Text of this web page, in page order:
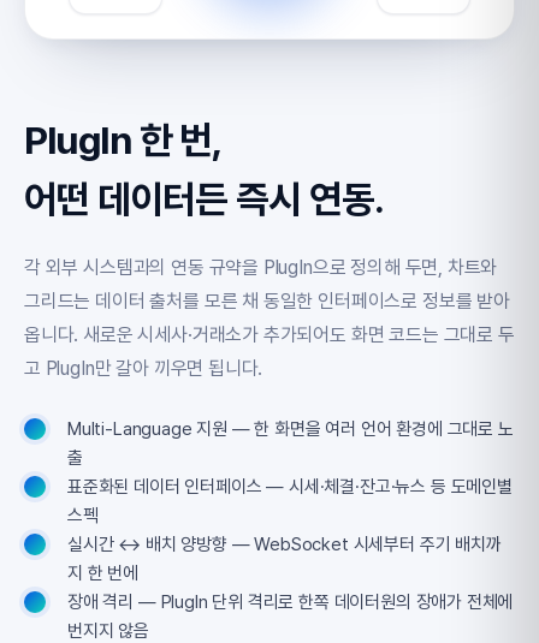
PlugIn 한 번,
어떤 데이터든 즉시 연동.
각 외부 시스템과의 연동 규약을 PlugIn으로 정의해 두면, 차트와
그리드는 데이터 출처를 모른 채 동일한 인터페이스로 정보를 받아
옵니다. 새로운 시세사·거래소가 추가되어도 화면 코드는 그대로 두
고 PlugIn만 갈아 끼우면 됩니다.
Multi-Language 지원 — 한 화면을 여러 언어 환경에 그대로 노
출
표준화된 데이터 인터페이스 — 시세·체결·잔고·뉴스 등 도메인별
스펙
실시간 ↔ 배치 양방향 — WebSocket 시세부터 주기 배치까
지 한 번에
장애 격리 — PlugIn 단위 격리로 한쪽 데이터원의 장애가 전체에
번지지 않음